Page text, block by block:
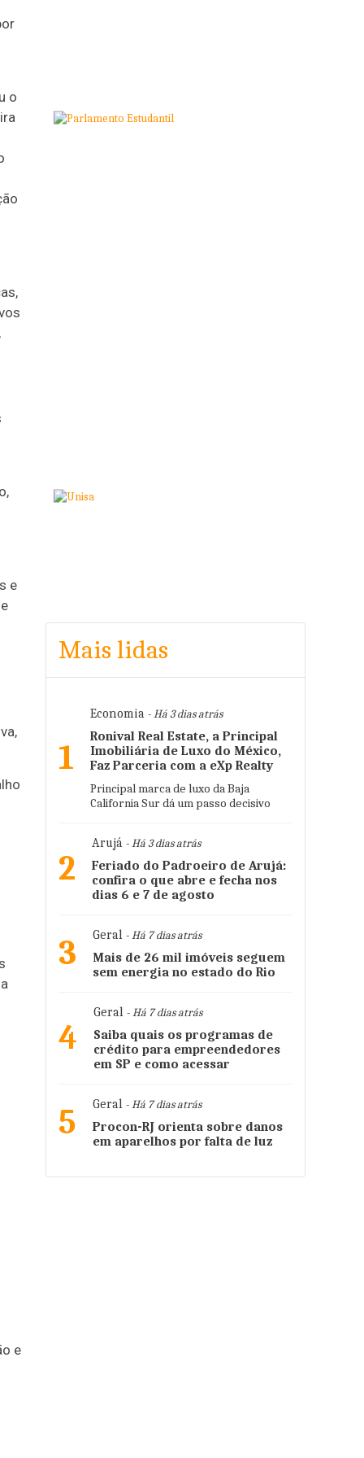
o
e
e
Mais lidas
1
Economia - Há 3 dias atrás
Ronival Real Estate, a Principal
Imobiliária de Luxo do México,
Faz Parceria com a eXp Realty
Principal marca de luxo da Baja
California Sur dá um passo decisivo
2
Arujá - Há 3 dias atrás
Feriado do Padroeiro de Arujá:
confira o que abre e fecha nos
dias 6 e 7 de agosto
3 Geral - Há 7 dias atrás
Mais de 26 mil imóveis seguem
sem energia no estado do Rio
4
Geral - Há 7 dias atrás
Saiba quais os programas de
crédito para empreendedores
em SP e como acessar
5 Geral - Há 7 dias atrás
Procon-RJ orienta sobre danos
em aparelhos por falta de luz